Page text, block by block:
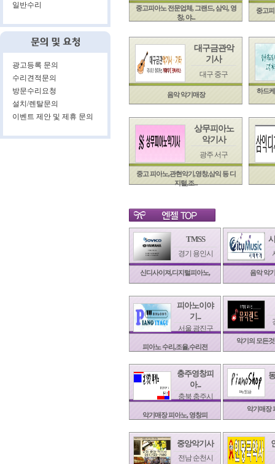
일반수리
광고등록 문의
수리견적문의
방문수리요청
설치/렌탈문의
이벤트 제안 및 제휴 문의
중고피아노 전문업체, 그랜드, 삼익, 영
창, 야...
중고
대구금관악
기사
대구 중구
음악 악기매장 하드
상무피아노
악기사
광주 서구
중고 피아노,관현악기,영창,삼익 등 디
지털,조...
TMSS
경기 용인시
신디사이져,디지털피아노, 음악 악
피아노이야
기...
서울 광진구
피아노 수리,조율,수리전
악기의 모든
충주영창피
아...
충북 충주시
악기매장 피아노, 영창피
악기매장
중앙악기사
전남 순천시